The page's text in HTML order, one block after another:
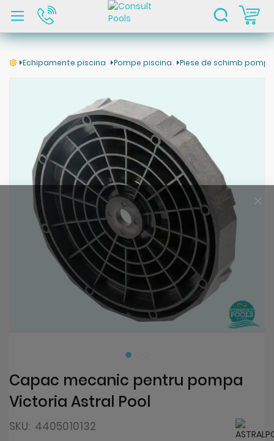
Echipamente piscina Pompe piscina Piese de schimb
images
gallery
beginning
of
the
gallery
Capac mecanic pentru pompa
Victoria Astral Pool
SKU: 4405010132